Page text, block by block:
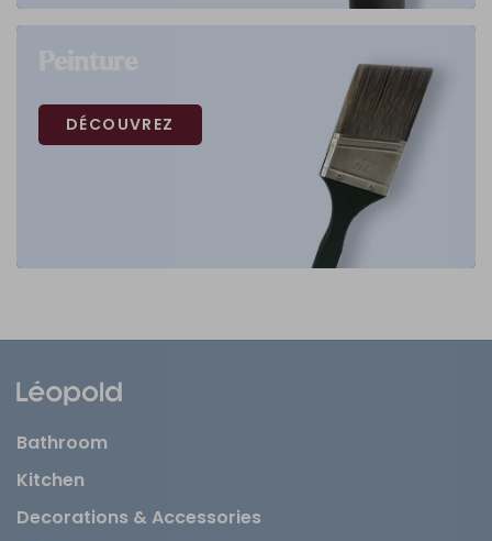
DÉCOUVREZ
Bathroom
Kitchen
Decorations & Accessories